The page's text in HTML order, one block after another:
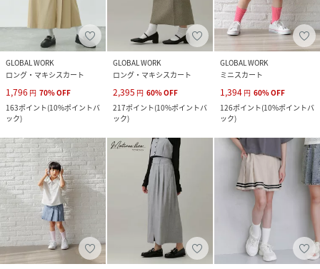
GLOBAL WORK
ロング・マキシスカート
1,796 円 70%OFF
163ポイント(10%ポイントバ
ック)
GLOBAL WORK
ロング・マキシスカート
2,395 円 60%OFF
217ポイント(10%ポイントバ
ック)
GLOBAL WORK
ミニスカート
1,394 円 60%OFF
126ポイント(10%ポイントバ
ック)